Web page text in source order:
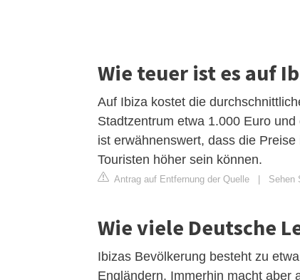
Wie teuer ist es auf
Auf Ibiza kostet die
Stadtzentrum etwa 1.000 Euro
ist erwähnenswert, dass die
Touristen höher sein können.
Antrag auf Entfernung der Quelle Sehen
Wie viele Deutsche
Ibizas Bevölkerung besteht zu
Engländern. Immerhin macht aber